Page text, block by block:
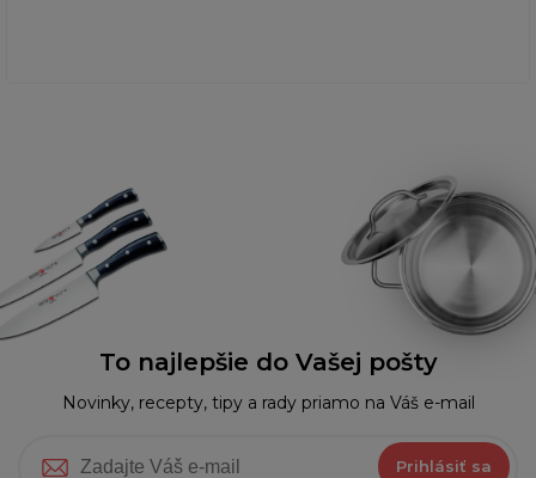
To najlepšie do Vašej pošty
Novinky, recepty, tipy a rady priamo na Váš e-mail
Prihlásiť sa